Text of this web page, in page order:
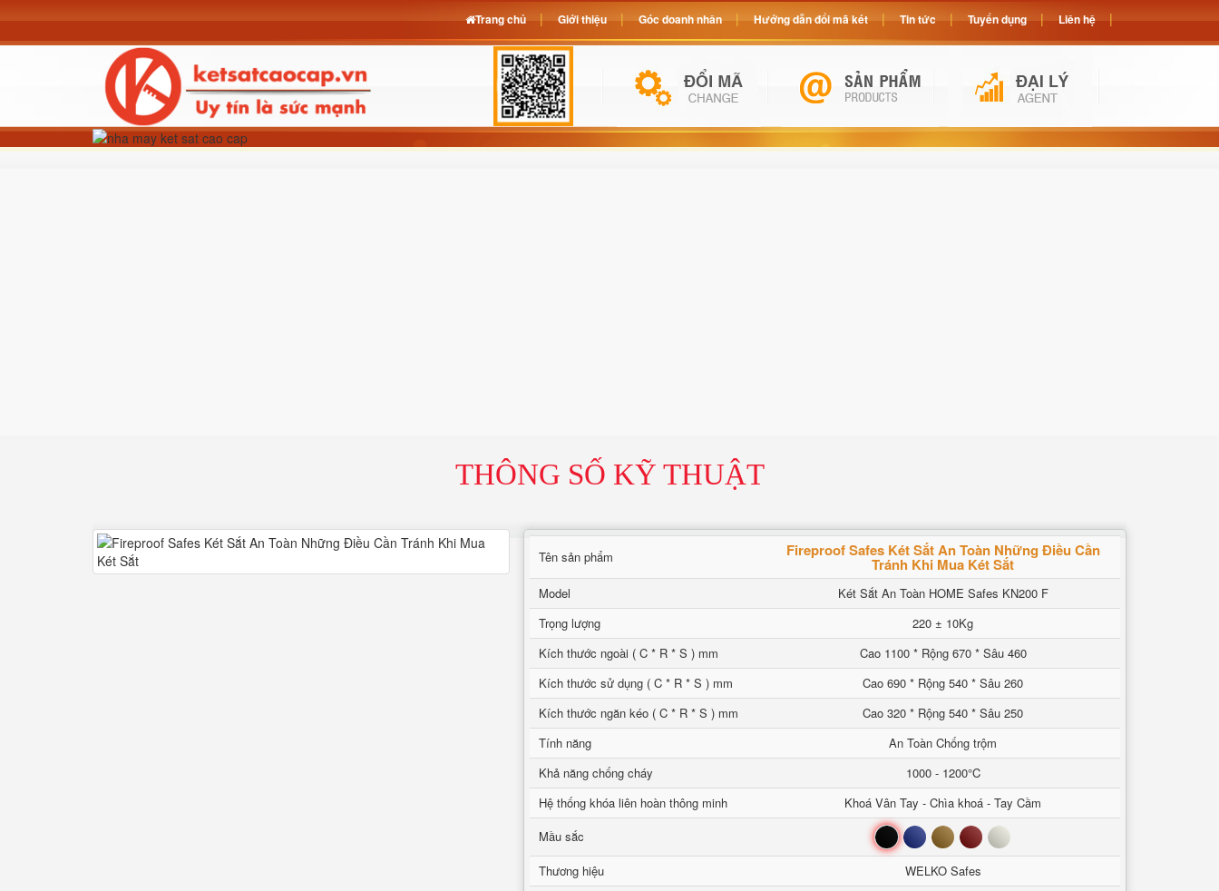
THÔNG SỐ KỸ THUẬT
Tên sản phẩm Fireproof Safes Két Sắt An Toàn Những Điều Cần
Tránh Khi Mua Két Sắt
Model
Két Sắt An Toàn HOME Safes KN200 F
Trọng lượng
220 ± 10Kg
Kích thước ngoài ( C * R * S ) mm
Cao 1100 * Rộng 670 * Sâu 460
Kích thước sử dụng ( C * R * S ) mm
Cao 690 * Rộng 540 * Sâu 260
Kích thước ngăn kéo ( C * R * S ) mm
Cao 320 * Rộng 540 * Sâu 250
Tính năng
An Toàn Chống trộm
Khả năng chống cháy
1000 - 1200°C
Hệ thống khóa liên hoàn thông minh
Khoá Vân Tay - Chìa khoá - Tay Cầm
Mầu sắc
Đen Xanh Nâu Đỏ Trắng
Thương hiệu
WELKO Safes
Trang chủ Giới thiệu Góc doanh nhân Hướng dẫn đổi mã két Tin tức Tuyển dụng Liên hệ